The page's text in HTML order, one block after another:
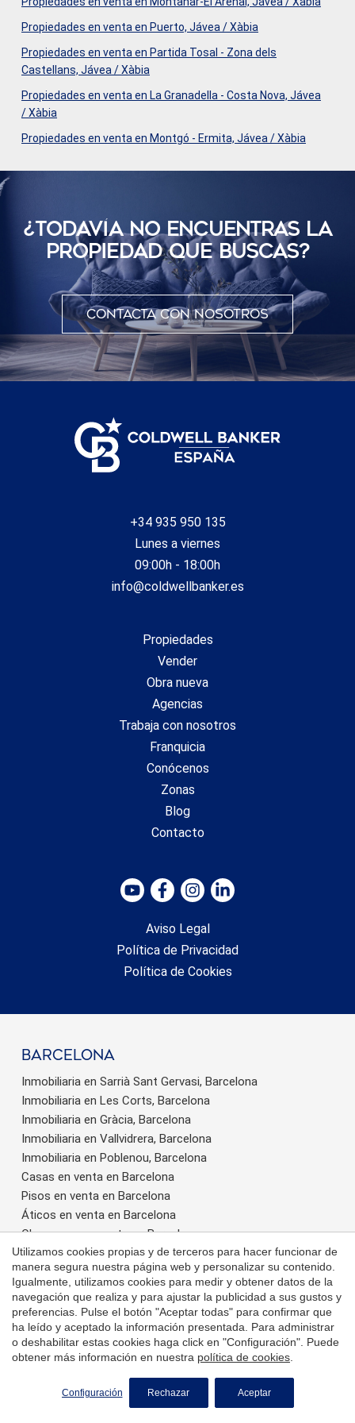
inversión. ¡Agenda tu visita ahora y haz realidad tus sueños
de vivir en Jávea! #ref:CBS439N
Propiedades en venta en Puerto, Jávea / Xàbia
Propiedades en venta en Partida Tosal - Zona dels
Castellans, Jávea / Xàbia
Propiedades en venta en La Granadella - Costa Nova, Jávea
/ Xàbia
Propiedades en venta en Montgó - Ermita, Jávea / Xàbia
¿TODAVÍ­A NO ENCUENTRAS LA
PROPIEDAD QUE BUSCAS?
Contacta con nosotros
+34 935 950 135
Lunes a viernes
09:00h - 18:00h
info@coldwellbanker.es
Propiedades
Vender
Obra nueva
Agencias
Trabaja con nosotros
Franquicia
Conócenos
Zonas
Blog
Contacto
Aviso Legal
Política de Privacidad
Política de Cookies
barcelona
Inmobiliaria en Sarrià Sant Gervasi, Barcelona
Inmobiliaria en Les Corts, Barcelona
Inmobiliaria en Gràcia, Barcelona
Inmobiliaria en Vallvidrera, Barcelona
Inmobiliaria en Poblenou, Barcelona
Casas en venta en Barcelona
Pisos en venta en Barcelona
Áticos en venta en Barcelona
Obra nueva en venta en Barcelona
Propiedades de lujo en venta en Barcelona
Madrid
Inmobiliaria en Aravaca, Madrid
Inmobiliaria en Barrio Salamanca, Madrid
Casas en venta en Madrid
Áticos en venta en Madrid
Propiedades de lujo en venta en Madrid
Utilizamos cookies propias y de terceros para hacer funcionar de
manera segura nuestra página web y personalizar su contenido.
Igualmente, utilizamos cookies para medir y obtener datos de la
navegación que realiza y para ajustar la publicidad a sus gustos y
preferencias. Pulse el botón "Aceptar todas" para confirmar que
ha leído y aceptado la información presentada. Para administrar
o deshabilitar estas cookies haga click en "Configuración". Puede
obtener más información en nuestra política de cookies
Configuración Rechazar Aceptar
Guardar configuración